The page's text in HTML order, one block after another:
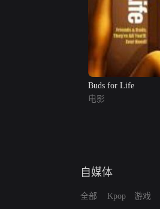
Buds for Life
电影
自媒体
全部 Kpop 游戏